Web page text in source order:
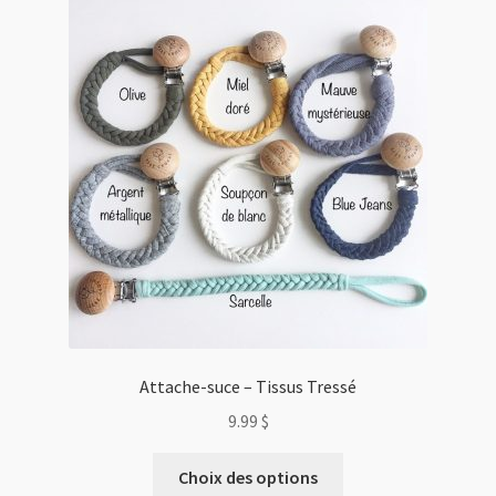
Attache-suce – Tissus Tressé
9.99 $
Choix des options